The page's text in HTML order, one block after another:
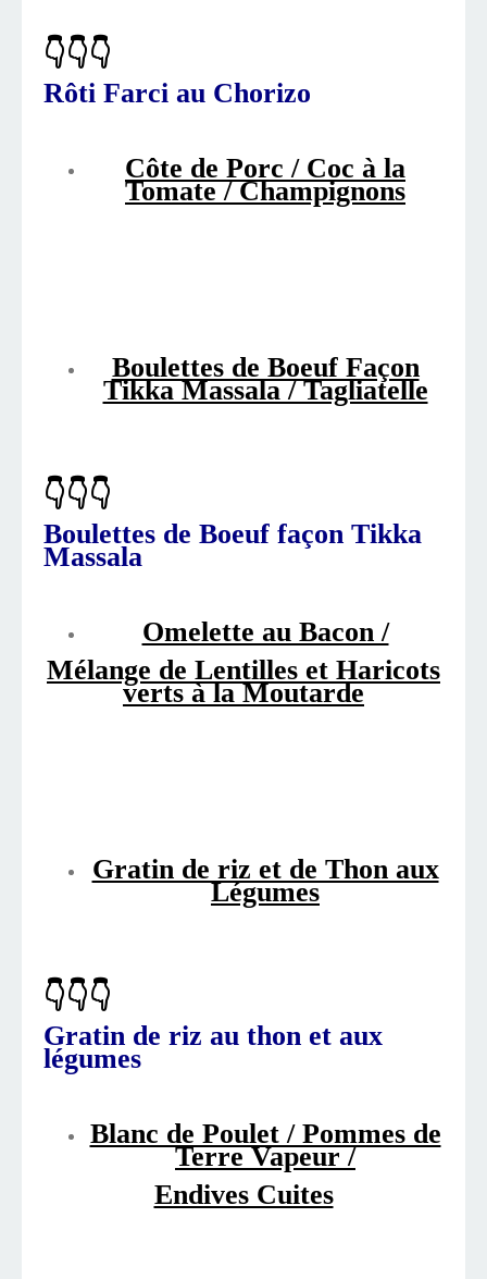
👇👇👇
Rôti Farci au Chorizo
Côte de Porc / Coc à la
Tomate / Champignons
Boulettes de Boeuf Façon
Tikka Massala / Tagliatelle
👇👇👇
Boulettes de Boeuf façon Tikka
Massala
Omelette au Bacon /
Mélange de Lentilles et Haricots
verts à la Moutarde
Gratin de riz et de Thon aux
Légumes
👇👇👇
Gratin de riz au thon et aux
légumes
Blanc de Poulet / Pommes de
Terre Vapeur /
Endives Cuites